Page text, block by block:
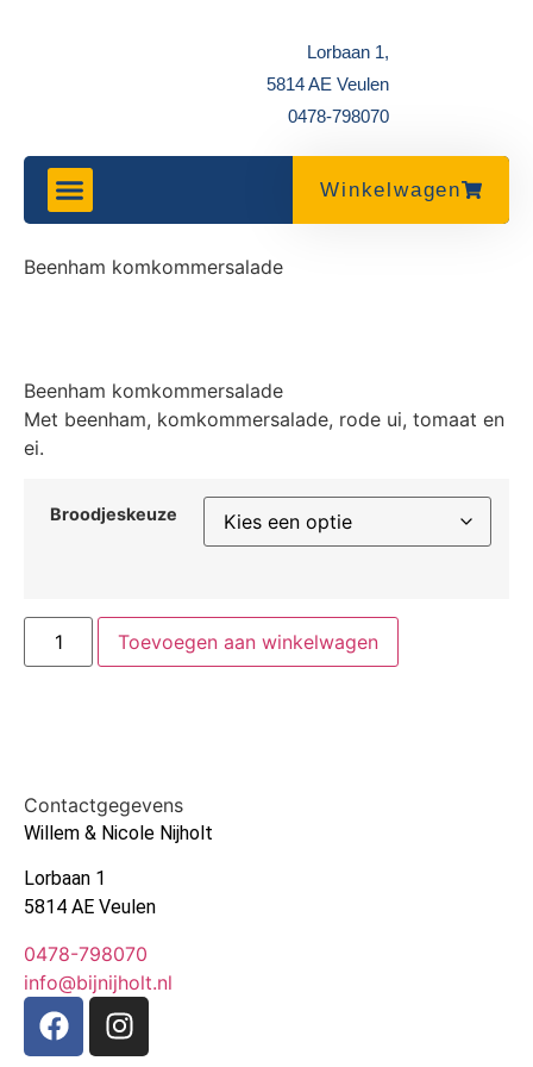
Lorbaan 1,
5814 AE Veulen
0478-798070
Winkelwagen
Beenham komkommersalade
Beenham komkommersalade
Met beenham, komkommersalade, rode ui, tomaat en
ei.
Broodjeskeuze
Toevoegen aan winkelwagen
Contactgegevens
Willem & Nicole Nijholt
Lorbaan 1
5814 AE Veulen
0478-798070
info@bijnijholt.nl